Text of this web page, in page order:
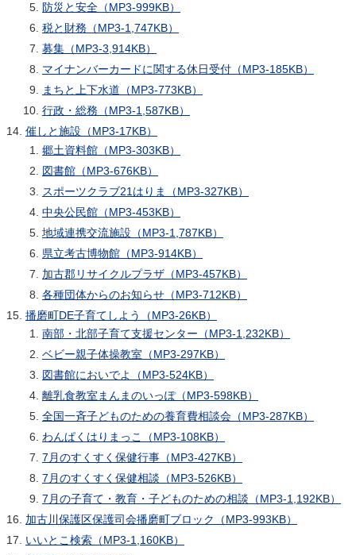
防災と安全（MP3-999KB）
税と財務（MP3-1,747KB）
募集（MP3-3,914KB）
マイナンバーカードに関する休日受付（MP3-185KB）
まちと上下水道（MP3-773KB）
行政・総務（MP3-1,587KB）
催しと施設（MP3-17KB）
郷土資料館（MP3-303KB）
図書館（MP3-676KB）
スポーツクラブ21はりま（MP3-327KB）
中央公民館（MP3-453KB）
地域連携交流施設（MP3-1,787KB）
県立考古博物館（MP3-914KB）
加古郡リサイクルプラザ（MP3-457KB）
各種団体からのお知らせ（MP3-712KB）
播磨町DE子育てしよう（MP3-26KB）
南部・北部子育て支援センター（MP3-1,232KB）
ベビー親子体操教室（MP3-297KB）
図書館においでよ（MP3-524KB）
離乳食教室まんまのいっぽ（MP3-598KB）
全国一斉子どものための養育費相談会（MP3-287KB）
わんぱくはりまっこ（MP3-108KB）
7月のすくすく保健行事（MP3-427KB）
7月のすくすく保健相談（MP3-526KB）
7月の子育て・教育・子どものための相談（MP3-1,192KB）
加古川保護区保護司会播磨町ブロック（MP3-993KB）
いいとこ検索（MP3-1,160KB）